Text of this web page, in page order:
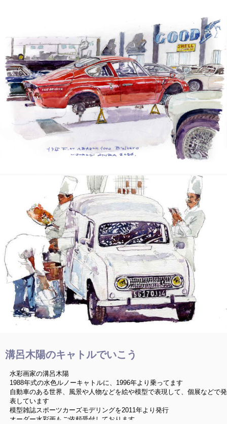
溝呂木陽のキャトルでいこう
水彩画家の溝呂木陽
1988年式の水色ルノーキャトルに、1996年より乗ってます
自動車のある世界、風景や人物などを絵や模型で表現して、個展などで発
表しています
模型雑誌スポーツカーズモデリングを2011年より発行
オーダー水彩画もご依頼受付しております